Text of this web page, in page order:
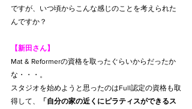
ですが、いつ頃からこんな感じのことを考えられた
んですか？
【新田さん】
Mat & Reformerの資格を取ったぐらいからだったか
な・・・。
スタジオを始めようと思ったのはFull認定の資格も取
得して、
「自分の家の近くにピラティスができるス